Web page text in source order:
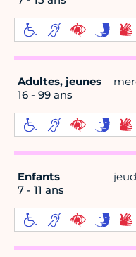
Adultes, jeunes
16 - 99 ans
Enfants
7 - 11 ans